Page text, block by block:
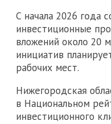
С начала 2026 года
инвестиционные
вложений около 20
инициатив
рабочих мест.
Нижегородская
в Национальном
инвестиционного